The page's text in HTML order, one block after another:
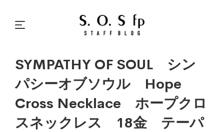
SYMPATHY OF SOUL シン
パシーオブソウル Hope
Cross Necklace ホープクロ
スネックレス 18金 テーパ